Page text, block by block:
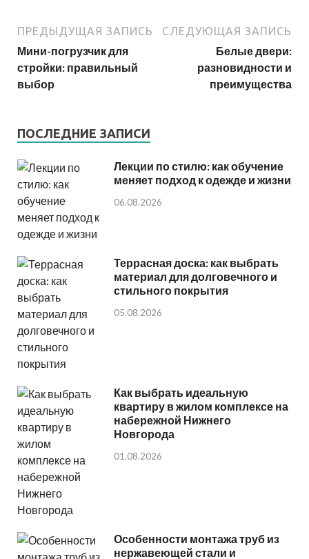
ПРЕДЫДУЩАЯ ЗАПИСЬ
Мини-погрузчик для
стройки: правильный
выбор
СЛЕДУЮЩАЯ ЗАПИСЬ
Белые двери:
разновидности и
преимущества
ПОСЛЕДНИЕ ЗАПИСИ
Лекции по стилю: как обучение
меняет подход к одежде и жизни
06.08.2026
Террасная доска: как выбрать
материал для долговечного и
стильного покрытия
05.08.2026
Как выбрать идеальную
квартиру в жилом комплексе на
набережной Нижнего
Новгорода
01.08.2026
Особенности монтажа труб из
нержавеющей стали и